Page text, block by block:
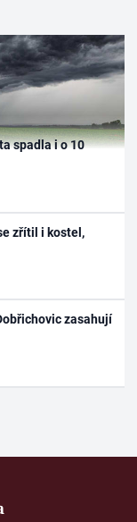
spadla i o 10
zřítil i kostel,
zasahují